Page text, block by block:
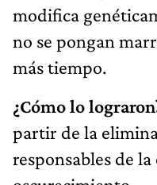
modifica
no se pongan
más tiempo.
¿Cómo lo
partir de la
responsables de